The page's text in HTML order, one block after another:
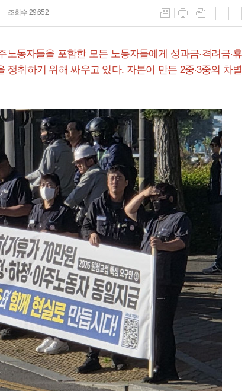
조회수 29,652
동자들을 포함한 모든 노동자들에게 성과금·격려금·휴
쟁취하기 위해 싸우고 있다. 자본이 만든 2중·3중의 차별